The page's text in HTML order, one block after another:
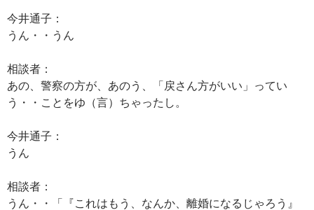
今井通子：
うん・・うん
相談者：
あの、警察の方が、あのう、「戻さん方がいい」ってい
う・・ことをゆ（言）ちゃったし。
今井通子：
うん
相談者：
うん・・「『これはもう、なんか、離婚になるじゃろう』